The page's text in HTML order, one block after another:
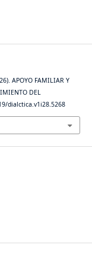
APOYO FAMILIAR Y
DEL
dialctica.v1i28.5268